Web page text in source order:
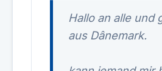
Hallo an alle und
aus Dânemark.